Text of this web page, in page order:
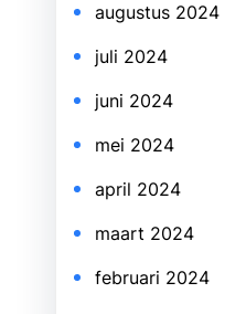
augustus 2024
juli 2024
juni 2024
mei 2024
april 2024
maart 2024
februari 2024